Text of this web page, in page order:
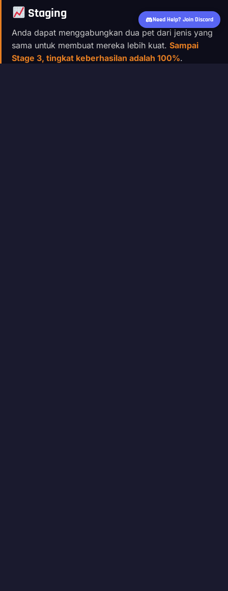
Staging
Anda dapat menggabungkan dua pet dari jenis yang
sama untuk membuat mereka lebih kuat. Sampai
Stage 3, tingkat keberhasilan adalah 100%.
Need Help? Join Discord